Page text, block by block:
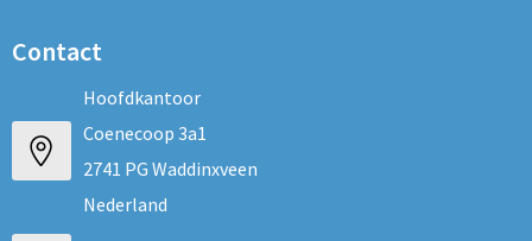
Contact
Hoofdkantoor
Coenecoop 3a1
2741 PG Waddinxveen
Nederland